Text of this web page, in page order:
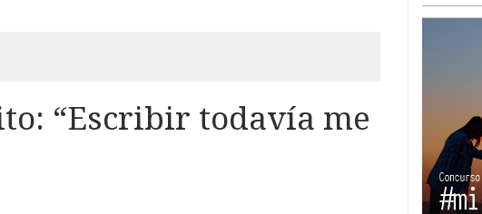
“Escribir todavía me